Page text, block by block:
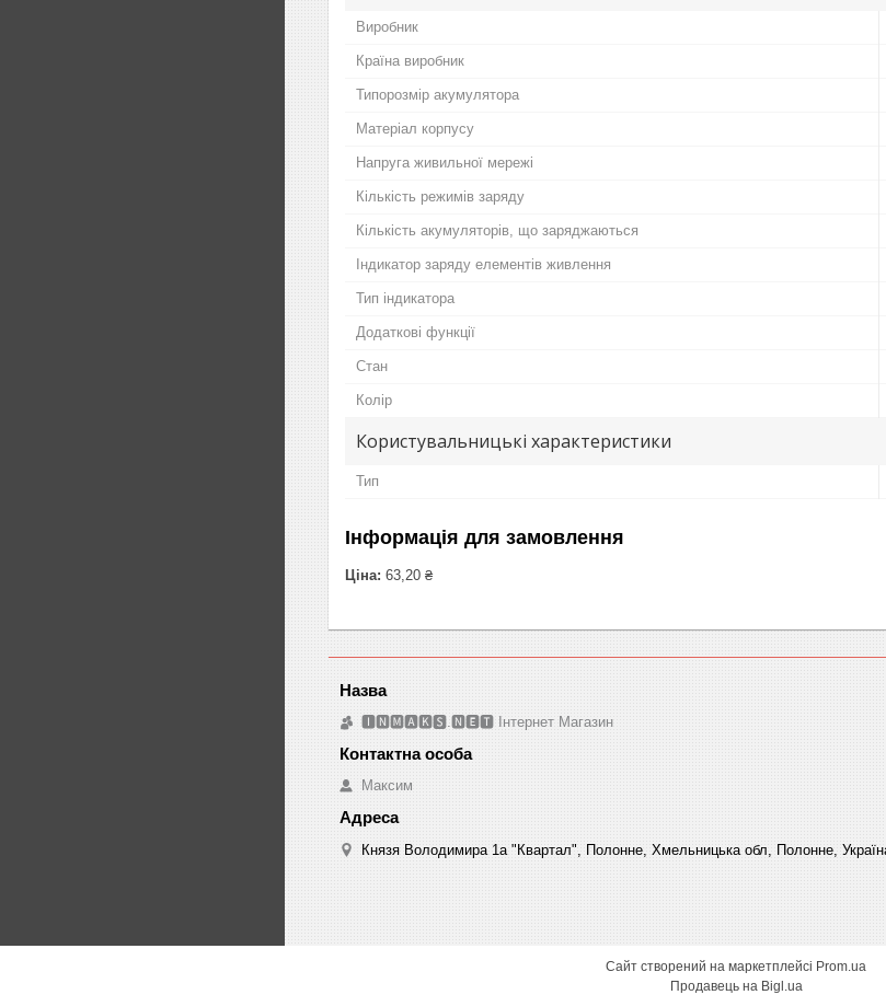
Виробник
Країна виробник
Типорозмір акумулятора
Матеріал корпусу
Напруга живильної мережі
Кількість режимів заряду
Кількість акумуляторів, що заряджаються
Індикатор заряду елементів живлення
Тип індикатора
Додаткові функції
Стан
Колір
Користувальницькі характеристики
Тип
Інформація для замовлення
Ціна: 63,20 ₴
🅸🅽🅼🅰🅺🆂.🅽🅴🆃 Інтернет Магазин
Максим
Князя Володимира 1а "Квартал", Полонне, Хмельницька обл, Полонне,
Сайт створений на маркетплейсі Prom.ua
Продавець на Bigl.ua